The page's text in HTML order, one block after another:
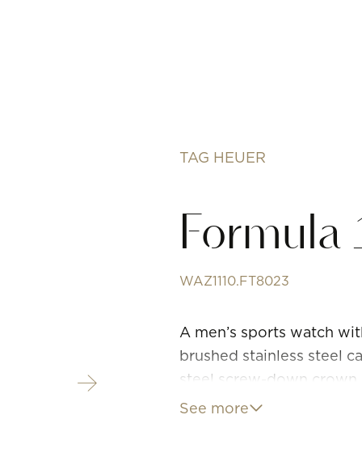
TAG HEUER
Formula
WAZ1110.FT8023
A men’s sports watch
brushed stainless steel
steel screw-down
is sporty, urban, and
See more